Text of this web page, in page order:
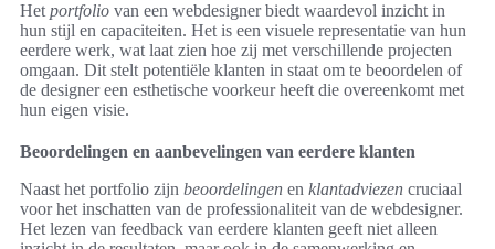
Het portfolio van een webdesigner biedt waardevol inzicht in
hun stijl en capaciteiten. Het is een visuele representatie van hun
eerdere werk, wat laat zien hoe zij met verschillende projecten
omgaan. Dit stelt potentiële klanten in staat om te beoordelen of
de designer een esthetische voorkeur heeft die overeenkomt met
hun eigen visie.
Beoordelingen en aanbevelingen van eerdere klanten
Naast het portfolio zijn beoordelingen en klantadviezen cruciaal
voor het inschatten van de professionaliteit van de webdesigner.
Het lezen van feedback van eerdere klanten geeft niet alleen